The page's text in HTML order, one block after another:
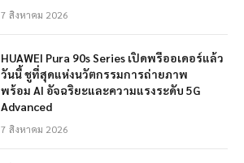
7 สิงหาคม 2026
HUAWEI Pura 90s Series เปิดพรีออเดอร์แล้ว
วันนี้ ชูที่สุดแห่งนวัตกรรมการถ่ายภาพ
พร้อม AI อัจฉริยะและความแรงระดับ 5G
Advanced
7 สิงหาคม 2026